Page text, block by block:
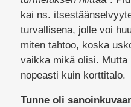
kai ns.
turvallisena, jolle voi
miten tahtoo, koska
vaikka mikä olisi. Mutta
nopeasti kuin korttitalo.
Tunne oli